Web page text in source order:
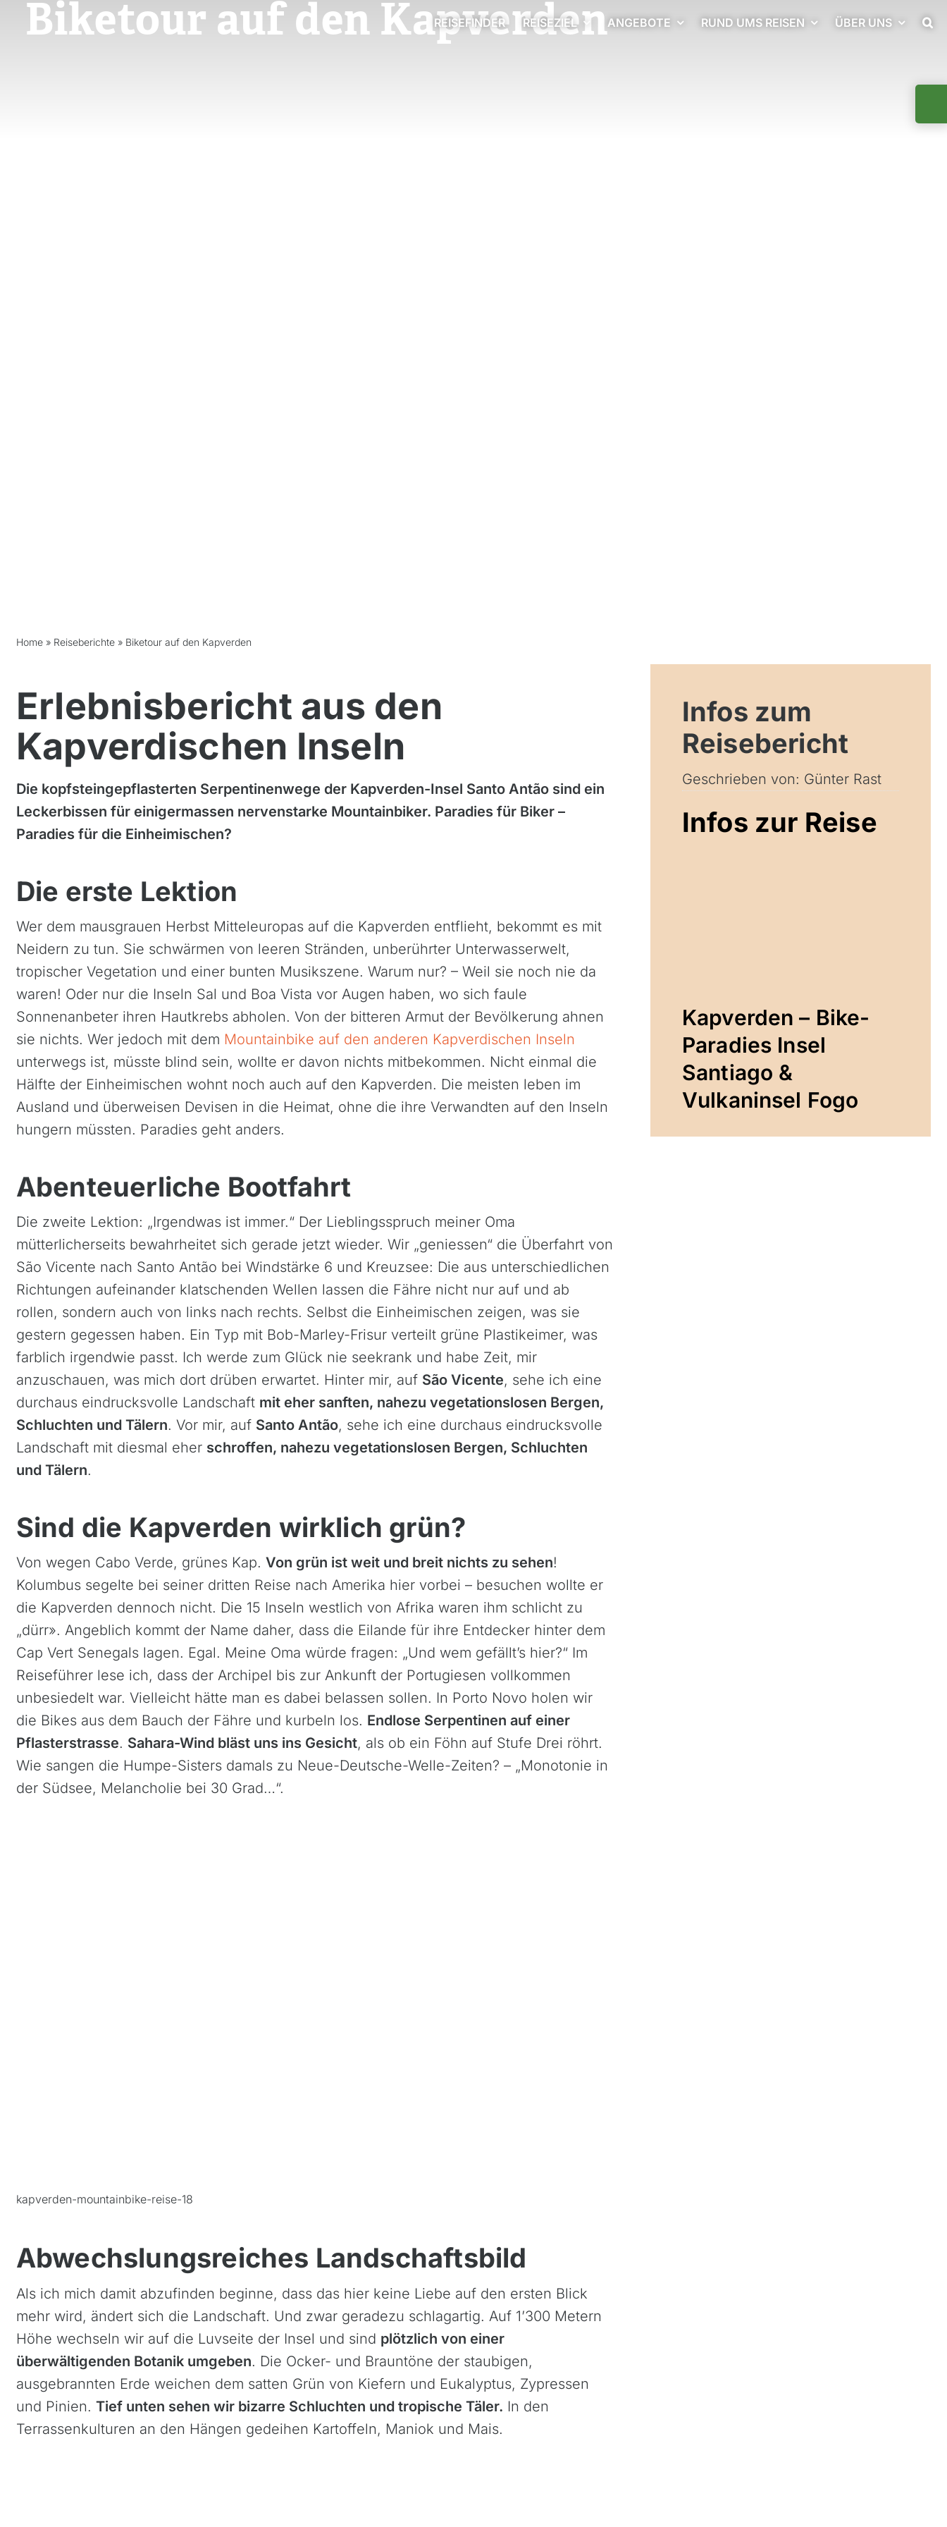
Skip
REISEFINDER REISEZIEL ANGEBOTE RUND UMS REISEN ÜBER UNS
Biketour auf den Kapverden
Home» Reiseberichte» Biketour auf den Kapverden
Erlebnisbericht aus den
Kapverdischen Inseln
Die kopfsteingepflasterten Serpentinenwege der Kapverden-Insel Santo Antão sind ein
Leckerbissen für einigermassen nervenstarke Mountainbiker. Paradies für Biker –
Paradies für die Einheimischen?
Die erste Lektion
Wer dem mausgrauen Herbst Mitteleuropas auf die Kapverden entflieht, bekommt es mit
Neidern zu tun. Sie schwärmen von leeren Stränden, unberührter Unterwasserwelt,
tropischer Vegetation und einer bunten Musikszene. Warum nur? – Weil sie noch nie da
waren! Oder nur die Inseln Sal und Boa Vista vor Augen haben, wo sich faule
Sonnenanbeter ihren Hautkrebs abholen. Von der bitteren Armut der Bevölkerung ahnen
sie nichts. Wer jedoch mit dem Mountainbike auf den anderen Kapverdischen Inseln
unterwegs ist, müsste blind sein, wollte er davon nichts mitbekommen. Nicht einmal die
Hälfte der Einheimischen wohnt noch auch auf den Kapverden. Die meisten leben im
Ausland und überweisen Devisen in die Heimat, ohne die ihre Verwandten auf den Inseln
hungern müssten. Paradies geht anders.
Abenteuerliche Bootfahrt
Die zweite Lektion: „Irgendwas ist immer.“ Der Lieblingsspruch meiner Oma
mütterlicherseits bewahrheitet sich gerade jetzt wieder. Wir „geniessen“ die Überfahrt von
São Vicente nach Santo Antão bei Windstärke 6 und Kreuzsee: Die aus unterschiedlichen
Richtungen aufeinander klatschenden Wellen lassen die Fähre nicht nur auf und ab
rollen, sondern auch von links nach rechts. Selbst die Einheimischen zeigen, was sie
gestern gegessen haben. Ein Typ mit Bob-Marley-Frisur verteilt grüne Plastikeimer, was
farblich irgendwie passt. Ich werde zum Glück nie seekrank und habe Zeit, mir
anzuschauen, was mich dort drüben erwartet. Hinter mir, auf São Vicente, sehe ich eine
durchaus eindrucksvolle Landschaft mit eher sanften, nahezu vegetationslosen Bergen,
Schluchten und Tälern. Vor mir, auf Santo Antão, sehe ich eine durchaus eindrucksvolle
Landschaft mit diesmal eher schroffen, nahezu vegetationslosen Bergen, Schluchten
und Tälern.
Sind die Kapverden wirklich grün?
Von wegen Cabo Verde, grünes Kap. Von grün ist weit und breit nichts zu sehen!
Kolumbus segelte bei seiner dritten Reise nach Amerika hier vorbei – besuchen wollte er
die Kapverden dennoch nicht. Die 15 Inseln westlich von Afrika waren ihm schlicht zu
„dürr». Angeblich kommt der Name daher, dass die Eilande für ihre Entdecker hinter dem
Cap Vert Senegals lagen. Egal. Meine Oma würde fragen: „Und wem gefällt’s hier?“ Im
Reiseführer lese ich, dass der Archipel bis zur Ankunft der Portugiesen vollkommen
unbesiedelt war. Vielleicht hätte man es dabei belassen sollen. In Porto Novo holen wir
die Bikes aus dem Bauch der Fähre und kurbeln los. Endlose Serpentinen auf einer
Pflasterstrasse. Sahara-Wind bläst uns ins Gesicht, als ob ein Föhn auf Stufe Drei röhrt.
Wie sangen die Humpe-Sisters damals zu Neue-Deutsche-Welle-Zeiten? – „Monotonie in
der Südsee, Melancholie bei 30 Grad…“.
kapverden-mountainbike-reise-18
Abwechslungsreiches Landschaftsbild
Als ich mich damit abzufinden beginne, dass das hier keine Liebe auf den ersten Blick
mehr wird, ändert sich die Landschaft. Und zwar geradezu schlagartig. Auf 1’300 Metern
Höhe wechseln wir auf die Luvseite der Insel und sind plötzlich von einer
überwältigenden Botanik umgeben. Die Ocker- und Brauntöne der staubigen,
ausgebrannten Erde weichen dem satten Grün von Kiefern und Eukalyptus, Zypressen
und Pinien. Tief unten sehen wir bizarre Schluchten und tropische Täler. In den
Terrassenkulturen an den Hängen gedeihen Kartoffeln, Maniok und Mais.
Infos zum
Reisebericht
Geschrieben von: Günter Rast
Infos zur Reise
Kapverden – Bike-
Paradies Insel
Santiago &
Vulkaninsel Fogo
Azoren, Portugal
Balkan
Baltikum (Estland, Lettland,
Litauen)
Bikestationen
Finnland
Griechenland
Island
Italien
Kroatien
Madeira, Portugal
Österreich
Polen, Masuren
Portugal
Sardinien, Italien
Kapverdische Inseln
Madagaskar
Marokko
Mauritius
Südafrika
Tansania, Kilimanjaro
Uganda
Bali
Bhutan
Georgien
Himalaya
Laos
Mongolei
Oman
Philippinen
Sri Lanka
Thailand
Vietnam